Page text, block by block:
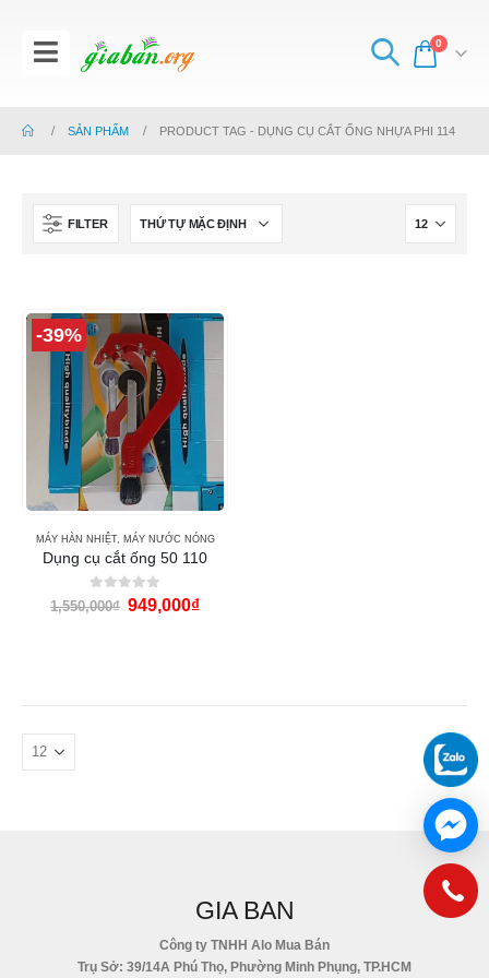
0
SẢN PHẨM PRODUCT TAG - DỤNG CỤ CẮT ỐNG NHỰA PHI 114
FILTER
-39%
MÁY HÀN NHIỆT, MÁY NƯỚC NÓNG
Dụng cụ cắt ống 50 110
0 out of 5
1,550,000₫ 949,000₫
GIA BAN
Công ty TNHH Alo Mua Bán
Trụ Sở: 39/14A Phú Thọ, Phường Minh Phụng, TP.HCM